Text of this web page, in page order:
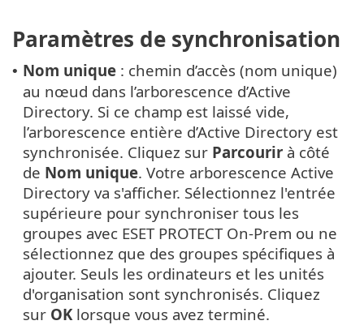
Paramètres de synchronisation
• Nom unique : chemin d’accès (nom unique)
au nœud dans l’arborescence d’Active
Directory. Si ce champ est laissé vide,
l’arborescence entière d’Active Directory est
synchronisée. Cliquez sur Parcourir à côté
de Nom unique. Votre arborescence Active
Directory va s'afficher. Sélectionnez l'entrée
supérieure pour synchroniser tous les
groupes avec ESET PROTECT On-Prem ou ne
sélectionnez que des groupes spécifiques à
ajouter. Seuls les ordinateurs et les unités
d'organisation sont synchronisés. Cliquez
sur OK lorsque vous avez terminé.